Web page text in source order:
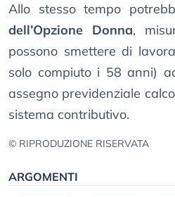
Allo stesso tempo
dell’Opzione Donna,
possono smettere di
solo compiuto i 58 anni)
assegno previdenziale
sistema contributivo.
© RIPRODUZIONE RISERVATA
ARGOMENTI